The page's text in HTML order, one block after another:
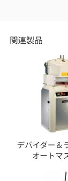
関連製品
デバイダー＆
オートマ